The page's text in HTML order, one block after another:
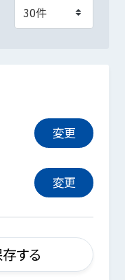
変更
変更
する